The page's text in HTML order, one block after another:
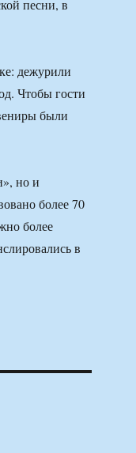
песни, в
дежурили
Чтобы гости
были
но и
более 70
более
в